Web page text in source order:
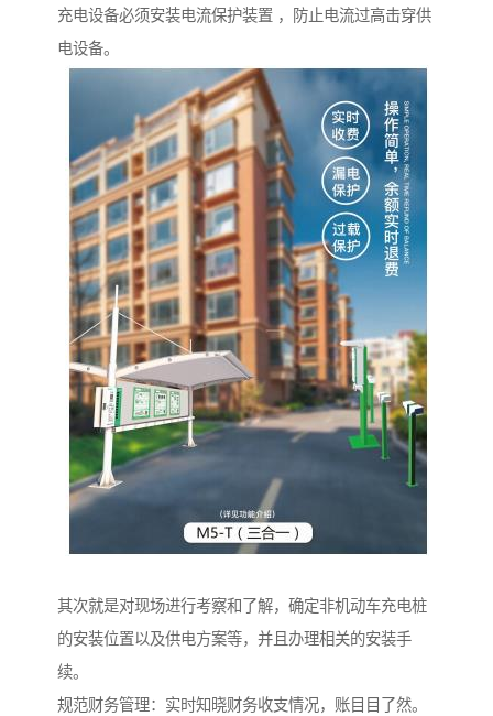
充电设备必须安装电流保护装置 ，防止电流过高击穿供
电设备。
其次就是对现场进行考察和了解，确定非机动车充电桩
的安装位置以及供电方案等，并且办理相关的安装手
续。
规范财务管理：实时知晓财务收支情况，账目目了然。